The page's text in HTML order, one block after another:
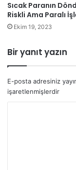
Sıcak Paranın
Riskli Ama Paralı
Ekim 19, 2023
Bir yanıt yazın
E-posta adresiniz
işaretlenmişlerdir